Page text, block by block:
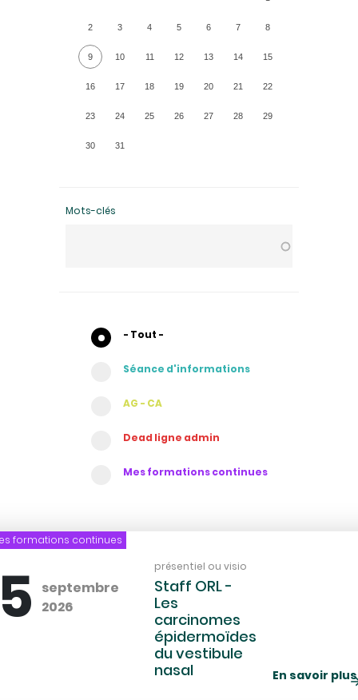
2 3 4 5 6 7 8
9 10 11 12 13 14 15
16 17 18 19 20 21 22
23 24 25 26 27 28 29
30 31
Mots-clés
- Tout -
Séance d'informations
AG - CA
Dead ligne admin
Mes formations continues
formations continues
septembre
2026
Lieu
présentiel ou visio
Staff ORL -
Les
carcinomes
épidermoïdes
du vestibule
nasal
En savoir plus